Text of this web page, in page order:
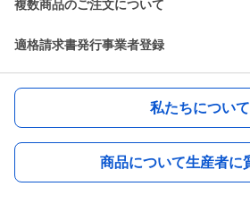
複数商品のご注文について
適格請求書発行事業者登録
私たちについて
商品について生産者に